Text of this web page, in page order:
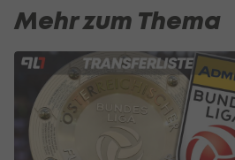
Mehr zum Thema